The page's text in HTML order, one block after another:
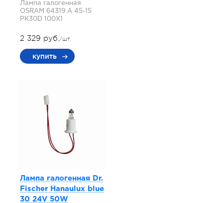
Лампа галогенная
OSRAM 64319 A 45-15
PK30D 100X1
2 329 руб./шт.
купить
Лампа галогенная Dr.
Fischer Hanaulux blue
30 24V 50W